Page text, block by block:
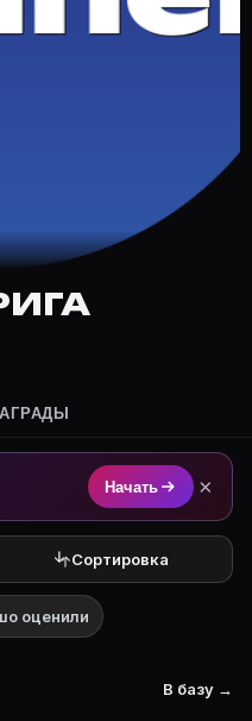
и роли на
Хенри Нобрига?
planner.ru/s/
Начать ×
Сортировка
оценили
В базу →